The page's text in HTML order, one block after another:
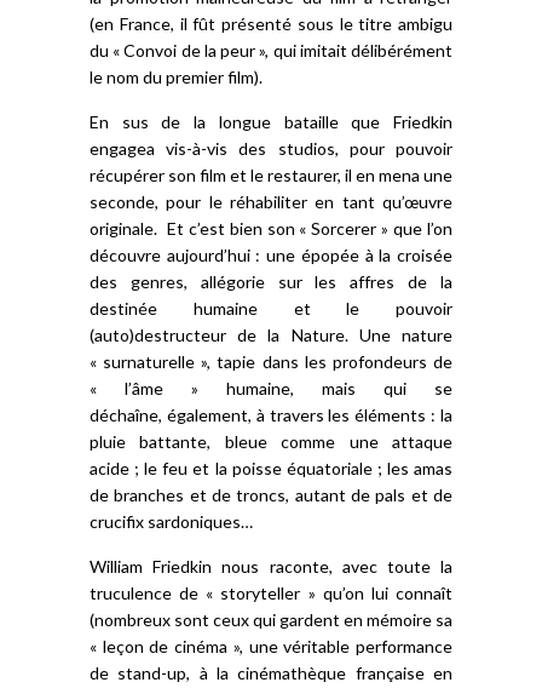
(en France, il fût présenté sous le titre ambigu
du « Convoi de la peur », qui imitait délibérément
le nom du premier film).
En sus de la longue bataille que Friedkin
engagea vis-à-vis des studios, pour pouvoir
récupérer son film et le restaurer, il en mena une
seconde, pour le réhabiliter en tant qu’œuvre
originale. Et c’est bien son « Sorcerer » que l’on
découvre aujourd’hui : une épopée à la croisée
des genres, allégorie sur les affres de la
destinée humaine et le pouvoir
(auto)destructeur de la Nature. Une nature
« surnaturelle », tapie dans les profondeurs de
« l’âme » humaine, mais qui se
déchaîne, également, à travers les éléments : la
pluie battante, bleue comme une attaque
acide ; le feu et la poisse équatoriale ; les amas
de branches et de troncs, autant de pals et de
crucifix sardoniques…
William Friedkin nous raconte, avec toute la
truculence de « storyteller » qu’on lui connaît
(nombreux sont ceux qui gardent en mémoire sa
« leçon de cinéma », une véritable performance
de stand-up, à la cinémathèque française en